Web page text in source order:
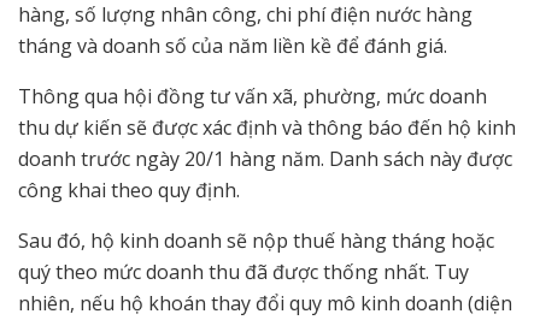
hàng, số lượng nhân công, chi phí điện nước hàng
tháng và doanh số của năm liền kề để đánh giá.
Thông qua hội đồng tư vấn xã, phường, mức doanh
thu dự kiến sẽ được xác định và thông báo đến hộ kinh
doanh trước ngày 20/1 hàng năm. Danh sách này được
công khai theo quy định.
Sau đó, hộ kinh doanh sẽ nộp thuế hàng tháng hoặc
quý theo mức doanh thu đã được thống nhất. Tuy
nhiên, nếu hộ khoán thay đổi quy mô kinh doanh (diện